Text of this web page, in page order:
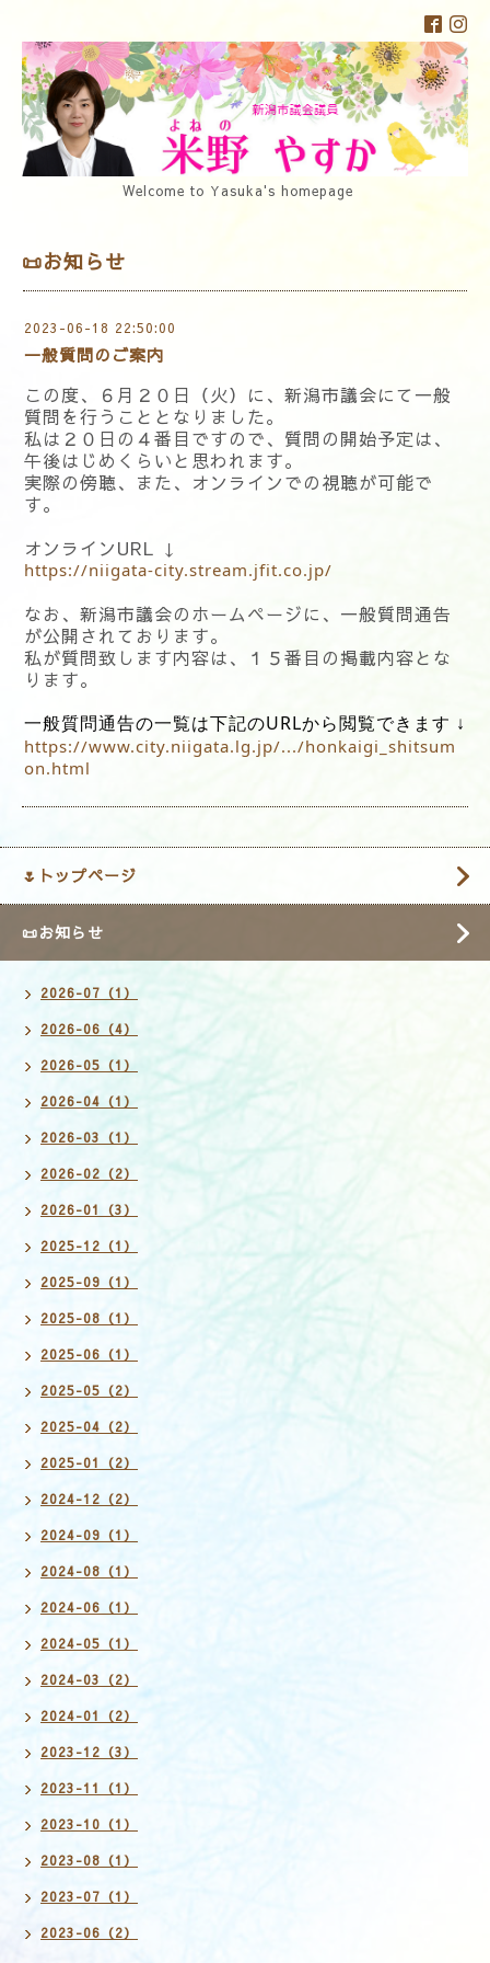
Welcome to Yasuka's homepage
📜お知らせ
2023-06-18 22:50:00
一般質問のご案内
この度、６月２０日（火）に、新潟市議会にて一般
質問を行うこととなりました。
私は２０日の４番目ですので、質問の開始予定は、
午後はじめくらいと思われます。
実際の傍聴、また、オンラインでの視聴が可能で
す。
オンラインURL ↓
https://niigata-city.stream.jfit.co.jp/
なお、新潟市議会のホームページに、一般質問通告
が公開されております。
私が質問致します内容は、１５番目の掲載内容とな
ります。
一般質問通告の一覧は下記のURLから閲覧できます ↓
https://www.city.niigata.lg.jp/.../honkaigi_shitsum
on.html
🌷トップページ
📜お知らせ
2026-07（1）
2026-06（4）
2026-05（1）
2026-04（1）
2026-03（1）
2026-02（2）
2026-01（3）
2025-12（1）
2025-09（1）
2025-08（1）
2025-06（1）
2025-05（2）
2025-04（2）
2025-01（2）
2024-12（2）
2024-09（1）
2024-08（1）
2024-06（1）
2024-05（1）
2024-03（2）
2024-01（2）
2023-12（3）
2023-11（1）
2023-10（1）
2023-08（1）
2023-07（1）
2023-06（2）